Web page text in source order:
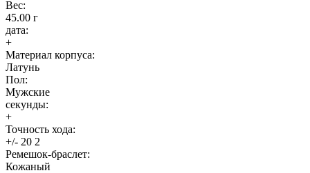
Вес:
45.00 г
дата:
+
Материал корпуса:
Латунь
Пол:
Мужские
секунды:
+
Точность хода:
+/- 20 2
Ремешок-браслет:
Кожаный